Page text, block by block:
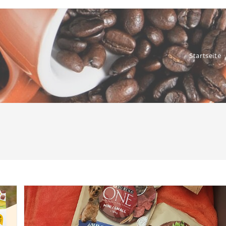
Startseite